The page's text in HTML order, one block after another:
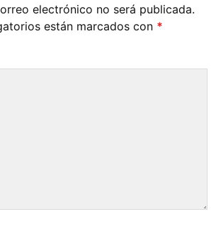
electrónico no será publicada.
están marcados con *